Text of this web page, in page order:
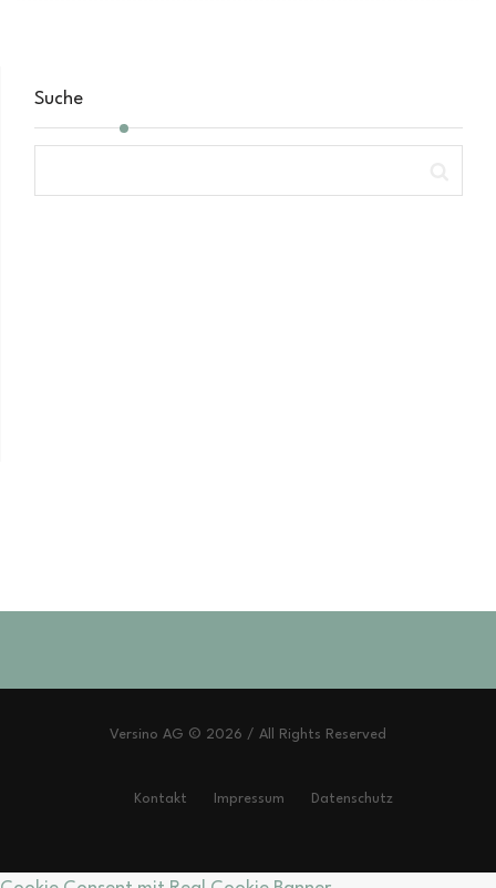
Suche
Versino AG © 2026 / All Rights Reserved
Kontakt Impressum Datenschutz